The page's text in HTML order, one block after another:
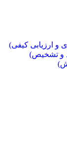
و ارزیابی کیفی)
و تشخیص)